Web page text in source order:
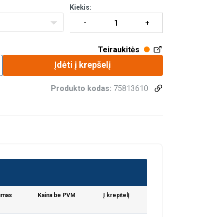
ir saugiai užsegtį krepšį.
Kiekis:
Teiraukitės
Įdėti į krepšelį
Produkto kodas: 75813610
Kaina be PVM Į krepšelį
LITHUANIAN
pat dalijamės
kurie gali